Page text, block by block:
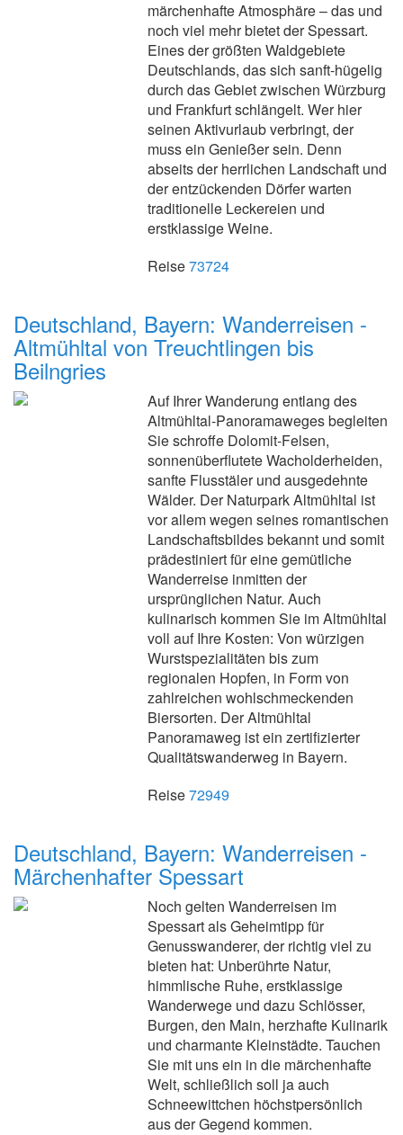
märchenhafte Atmosphäre – das und
noch viel mehr bietet der Spessart.
Eines der größten Waldgebiete
Deutschlands, das sich sanft-hügelig
durch das Gebiet zwischen Würzburg
und Frankfurt schlängelt. Wer hier
seinen Aktivurlaub verbringt, der
muss ein Genießer sein. Denn
abseits der herrlichen Landschaft und
der entzückenden Dörfer warten
traditionelle Leckereien und
erstklassige Weine.
Reise73724
Deutschland, Bayern: Wanderreisen -
Altmühltal von Treuchtlingen bis
Beilngries
Auf Ihrer Wanderung entlang des
Altmühltal-Panoramaweges begleiten
Sie schroffe Dolomit-Felsen,
sonnenüberflutete Wacholderheiden,
sanfte Flusstäler und ausgedehnte
Wälder. Der Naturpark Altmühltal ist
vor allem wegen seines romantischen
Landschaftsbildes bekannt und somit
prädestiniert für eine gemütliche
Wanderreise inmitten der
ursprünglichen Natur. Auch
kulinarisch kommen Sie im Altmühltal
voll auf Ihre Kosten: Von würzigen
Wurstspezialitäten bis zum
regionalen Hopfen, in Form von
zahlreichen wohlschmeckenden
Biersorten. Der Altmühltal
Panoramaweg ist ein zertifizierter
Qualitätswanderweg in Bayern.
Reise72949
Deutschland, Bayern: Wanderreisen -
Märchenhafter Spessart
Noch gelten Wanderreisen im
Spessart als Geheimtipp für
Genusswanderer, der richtig viel zu
bieten hat: Unberührte Natur,
himmlische Ruhe, erstklassige
Wanderwege und dazu Schlösser,
Burgen, den Main, herzhafte Kulinarik
und charmante Kleinstädte. Tauchen
Sie mit uns ein in die märchenhafte
Welt, schließlich soll ja auch
Schneewittchen höchstpersönlich
aus der Gegend kommen.